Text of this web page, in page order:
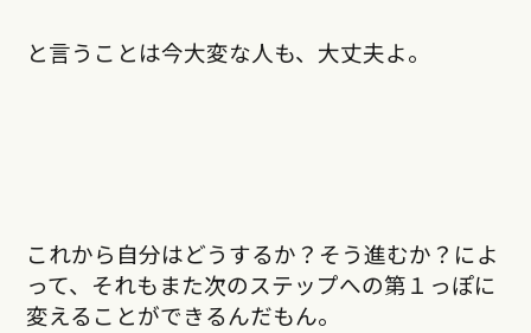
と言うことは今大変な人も、大丈夫よ。
これから自分はどうするか？そう進むか？によ
って、それもまた次のステップへの第１っぽに
変えることができるんだもん。